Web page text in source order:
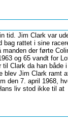
tid. Jim Clark var
bag rattet i sine
der førte
og 65 vandt for
Clark da han både i
blev Jim Clark ramt
den 7. april 1968,
liv stod ikke til at